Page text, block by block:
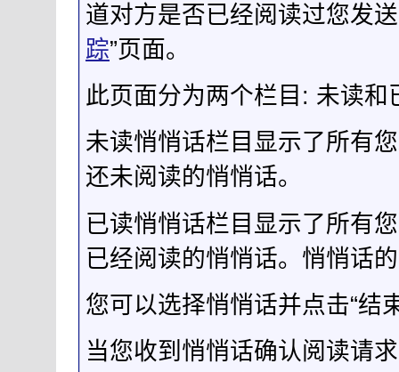
道对方是否已经阅读过您发
踪”页面。
此页面分为两个栏目: 未读和
未读悄悄话栏目显示了所有
还未阅读的悄悄话。
已读悄悄话栏目显示了所有
已经阅读的悄悄话。悄悄话
您可以选择悄悄话并点击“结
当您收到悄悄话确认阅读请